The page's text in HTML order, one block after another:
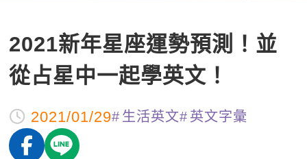
英文課程總表
英文會話
商用英文
英文檢定
全國分校
英文部落格
師資團隊
2021新年星座運勢預測！並
從占星中一起學英文！
2021/01/29 生活英文 英文字彙